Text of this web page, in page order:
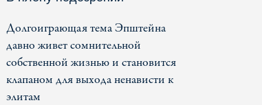
Долгоиграющая тема Эпштейна
давно живет сомнительной
собственной жизнью и становится
клапаном для выхода ненависти к
элитам